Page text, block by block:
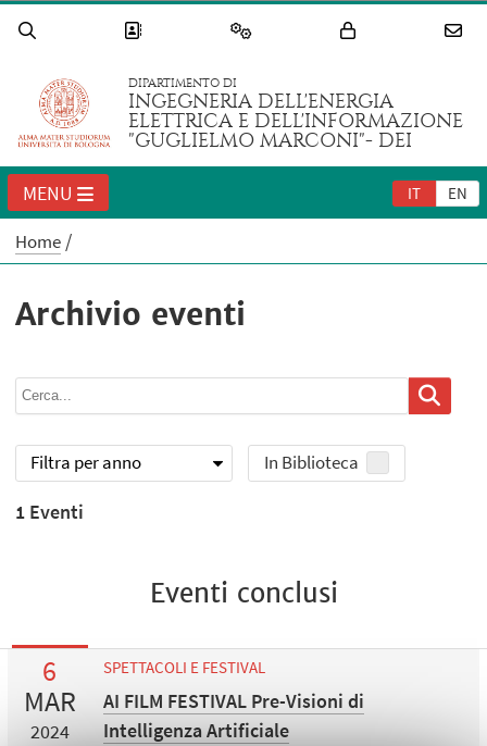
DIPARTIMENTO DI
INGEGNERIA DELL'ENERGIA
ELETTRICA E DELL'INFORMAZIONE
"GUGLIELMO MARCONI"- DEI
IT EN
MENU
Home
Archivio eventi
Filtra per anno In Biblioteca
1 Eventi
Eventi conclusi
6
MAR
2024
SPETTACOLI E FESTIVAL
AI FILM FESTIVAL Pre-Visioni di
Intelligenza Artificiale